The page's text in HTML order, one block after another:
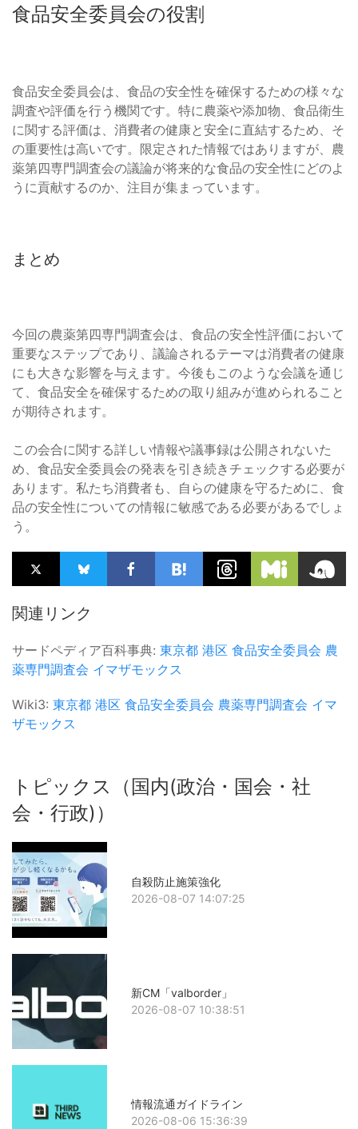
食品安全委員会の役割
食品安全委員会は、食品の安全性を確保するための様々な
調査や評価を行う機関です。特に農薬や添加物、食品衛生
に関する評価は、消費者の健康と安全に直結するため、そ
の重要性は高いです。限定された情報ではありますが、農
薬第四専門調査会の議論が将来的な食品の安全性にどのよ
うに貢献するのか、注目が集まっています。
まとめ
今回の農薬第四専門調査会は、食品の安全性評価において
重要なステップであり、議論されるテーマは消費者の健康
にも大きな影響を与えます。今後もこのような会議を通じ
て、食品安全を確保するための取り組みが進められること
が期待されます。
この会合に関する詳しい情報や議事録は公開されないた
め、食品安全委員会の発表を引き続きチェックする必要が
あります。私たち消費者も、自らの健康を守るために、食
品の安全性についての情報に敏感である必要があるでしょ
う。
関連リンク
サードペディア百科事典: 東京都 港区 食品安全委員会 農
薬専門調査会 イマザモックス
Wiki3: 東京都 港区 食品安全委員会 農薬専門調査会 イマ
ザモックス
トピックス（国内(政治・国会・社
会・行政)）
自殺防止施策強化
2026-08-07 14:07:25
新CM「valborder」
2026-08-07 10:38:51
情報流通ガイドライン
2026-08-06 15:36:39